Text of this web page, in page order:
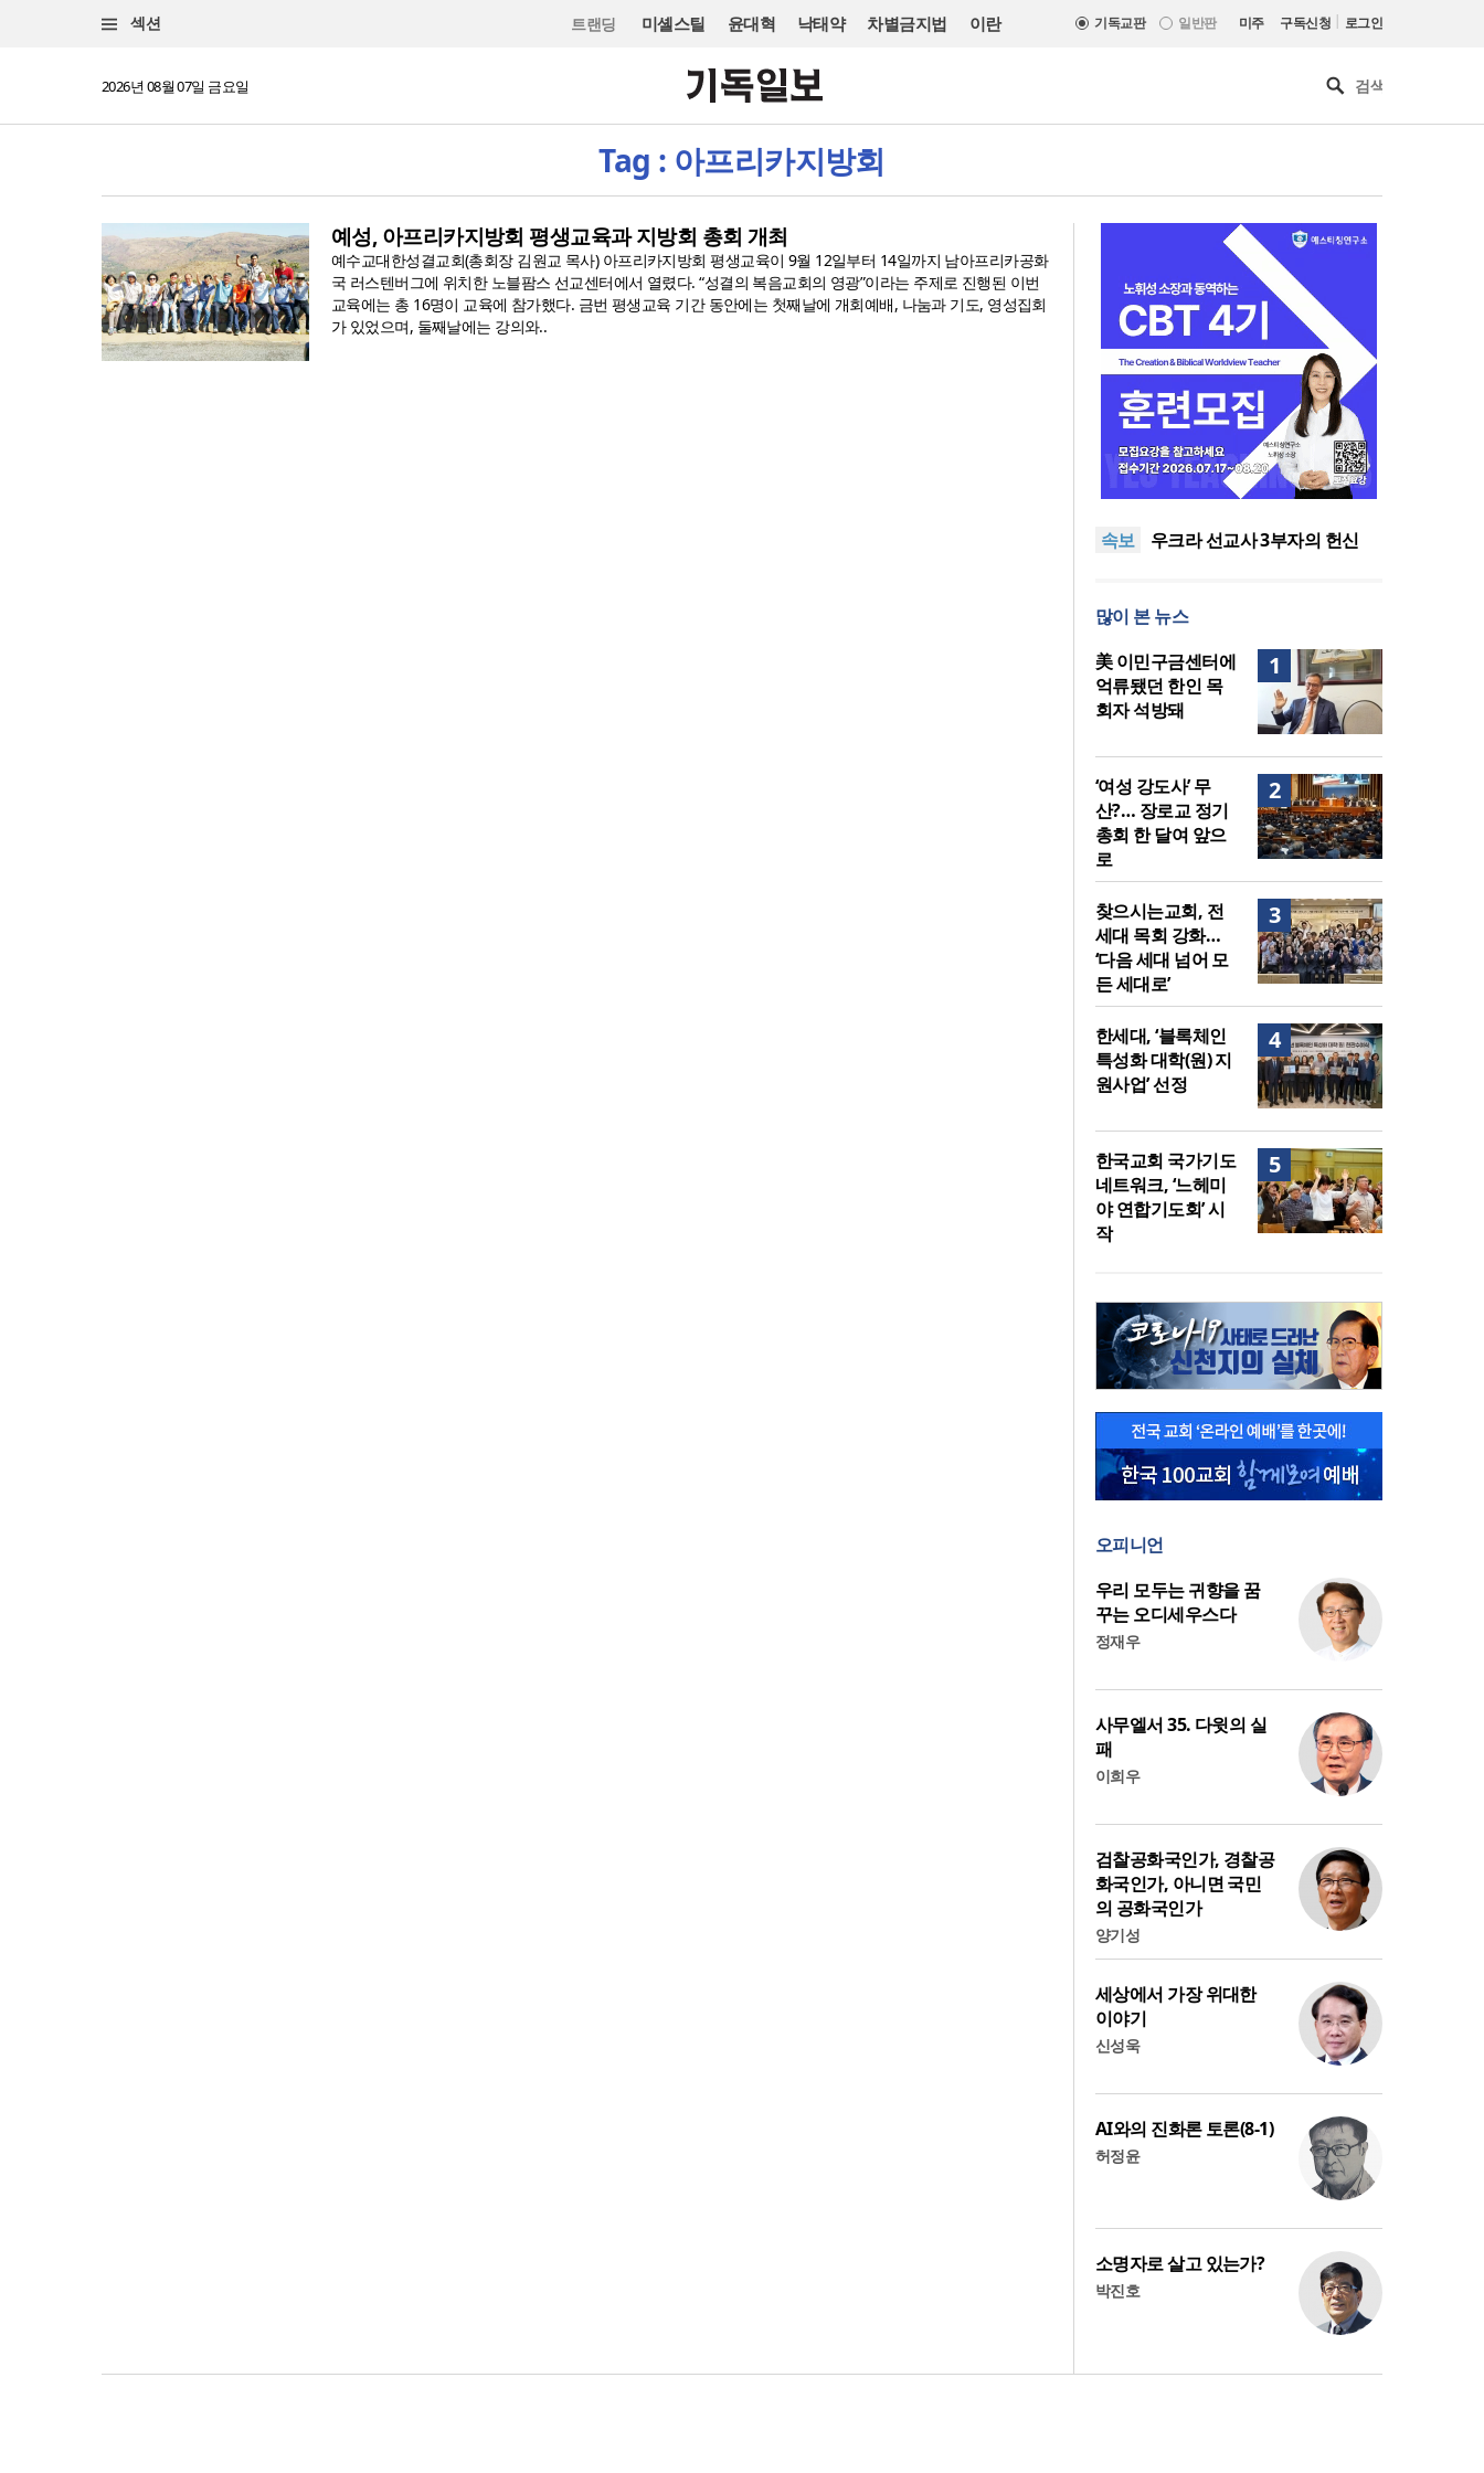
섹션 트랜딩 미셸스틸 윤대혁 낙태약 차별금지법 이란 기독교판 일반판 미주 구독신청 | 로그인
2026년 08월 07일 금요일
Tag : 아프리카지방회
예성, 아프리카지방회 평생교육과 지방회 총회 개최
예수교대한성결교회(총회장 김원교 목사) 아프리카지방회 평생교육이 9월 12일부터 14일까지 남아프리카공화
국 러스텐버그에 위치한 노블팜스 선교센터에서 열렸다. “성결의 복음교회의 영광”이라는 주제로 진행된 이번
교육에는 총 16명이 교육에 참가했다. 금번 평생교육 기간 동안에는 첫째날에 개회예배, 나눔과 기도, 영성집회
가 있었으며, 둘째날에는 강의와..
속보
[최원호 목사의 영혼의 양식 63]
까?
한인 목회자 석방돼
우크라 선교사 3부자의 헌신
지법 시행… 기독교계 강력 반
[최원호 목사의 영혼의 양식 63]
말씀은 같은데 왜 열매는 다를
까?
美 이민구금센터에 억류됐던
한인 목회자 석방돼
많이 본 뉴스
1
美 이민구금센터에
억류됐던 한인 목
회자 석방돼
2
‘여성 강도사’ 무
산?… 장로교 정기
총회 한 달여 앞으
로
3
찾으시는교회, 전
세대 목회 강화…
‘다음 세대 넘어 모
든 세대로’
4
한세대, ‘블록체인
특성화 대학(원) 지
원사업’ 선정
5
한국교회 국가기도
네트워크, ‘느헤미
야 연합기도회’ 시
작
오피니언
우리 모두는 귀향을 꿈
꾸는 오디세우스다
정재우
사무엘서 35. 다윗의 실
패
이희우
검찰공화국인가, 경찰공
화국인가, 아니면 국민
의 공화국인가
양기성
세상에서 가장 위대한
이야기
신성욱
AI와의 진화론 토론(8-1)
허정윤
소명자로 살고 있는가?
박진호